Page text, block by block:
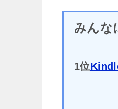
みんな
1位